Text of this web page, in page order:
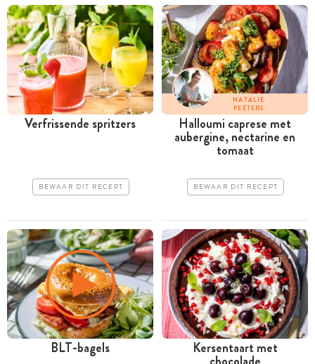
Verfrissende spritzers
BEWAAR DIT RECEPT
NATALIE
PEETERS
Halloumi caprese met
aubergine, nectarine en
tomaat
BEWAAR DIT RECEPT
BLT-bagels Kersentaart met